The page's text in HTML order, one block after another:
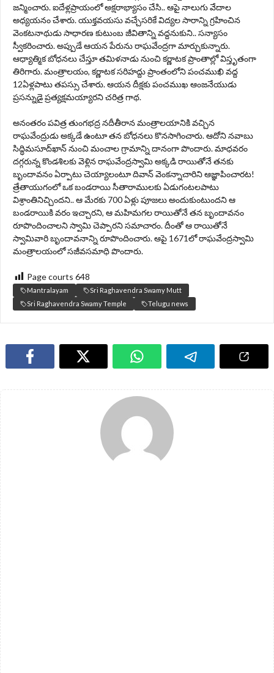
జన్మించారు. ఐదేళ్లప్రాయంలో అక్షరాభ్యాసం చేసి.. ఆపై నాలుగు వేదాల
అధ్యయనం చేశారు. యుక్తవయసు వచ్చేసరికే విద్యల సారాన్ని గ్రహించిన
వెంకటనాథుడు సాధారణ కుటుంబ జీవితాన్ని వద్దనుకుని.. సన్యాసం
స్వీకరించారు. అప్పుడే ఆయన పేరును రాఘవేంద్రగా మార్చుకున్నారు.
ఆధ్యాత్మిక బోధనలు చేస్తూ తమిళనాడు నుంచి కర్ణాటక ప్రాంతాల్లో విస్తృతంగా
తిరిగారు. మంత్రాలయం, కర్ణాటక సరిహద్దు ప్రాంతంలోని పంచముఖి వద్ద
12ఏళ్లపాటు తపస్సు చేశారు. ఆయన దీక్షకు పంచముఖ ఆంజనేయుడు
ప్రసన్నుడై ప్రత్యక్షమయ్యారని చరిత్ర గాథ.
అనంతరం పవిత్ర తుంగభద్ర నదీతీరాన మంత్రాలయానికి వచ్చిన
రాఘవేంద్రుడు అక్కడే ఉంటూ తన బోధనలు కొనసాగించారు. ఆదోని నవాబు
సిద్ధిమసూద్‌ఖాన్‌ నుంచి మంచాల గ్రామాన్ని దానంగా పొందారు. మాధవరం
దగ్గరున్న కొండశిలకు వెళ్లిన రాఘవేంద్రస్వామి అక్కడి రాయితోనే తనకు
బృందావనం ఏర్పాటు చెయ్యాలంటూ దివాన్‌ వెంకన్నాచారిని ఆజ్ఞాపించారట!
త్రేతాయుగంలో ఒక బండరాయి సీతారాములకు ఏడుగంటలపాటు
విశ్రాంతినిచ్చిందని.. ఆ మేరకు 700 ఏళ్లు పూజలు అందుకుంటుందని ఆ
బండరాయికి వరం ఇచ్చారని, ఆ మహిమగల రాయితోనే తన బృందావనం
రూపొందించాలని స్వామి చెప్పారని సమాచారం. దీంతో ఆ రాయితోనే
స్వామివారి బృందావనాన్ని రూపొందించారు. ఆపై 1671లో రాఘవేంద్రస్వామి
మంత్రాలయంలో సజీవసమాధి పొందారు.
Page courts 648
Mantralayam
Sri Raghavendra Swamy Mutt
Sri Raghavendra Swamy Temple
Telugu news